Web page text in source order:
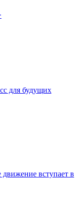
для будущих
вступает в